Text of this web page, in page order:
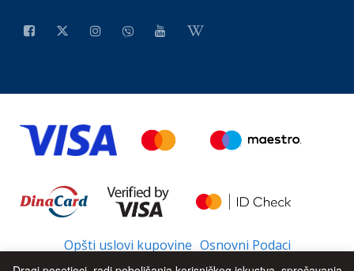
Opšti uslovi kupovine Osnovni Podaci